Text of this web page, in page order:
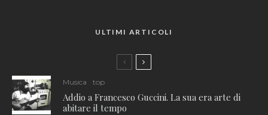
ULTIMI ARTICOLI
Musica top
Addio a Francesco Guccini. La sua era arte di
abitare il tempo